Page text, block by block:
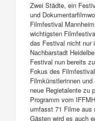
Zwei Städte, ein
und
Filmfestival
wichtigsten
das Festival nicht nur
Nachbarstadt
Festival nun bereits
Fokus des
Filmkünstlerinnen
neue Regietalente zu
Programm vom
umfasst 71 Filme aus
Gästen wird es auch